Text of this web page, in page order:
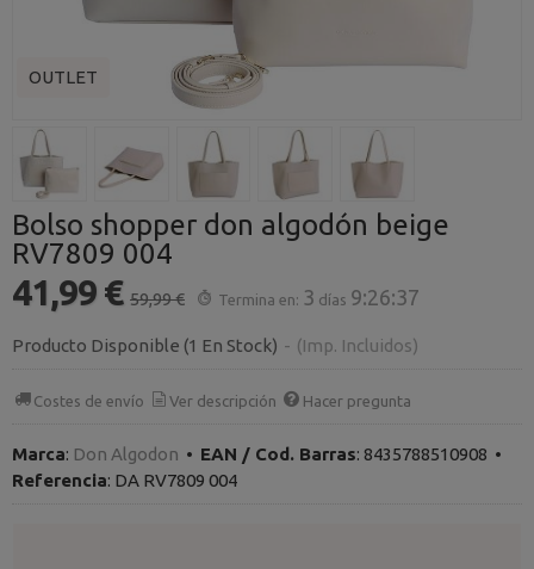
OUTLET
Bolso shopper don algodón beige
RV7809 004
41,99 € 59,99 € Termina en: 3 días 9:26:36
Producto Disponible (1 En Stock) - (Imp. Incluidos)
Costes de envío Ver descripción Hacer pregunta
Marca: Don Algodon • EAN / Cod. Barras: 8435788510908 •
Referencia: DA RV7809 004